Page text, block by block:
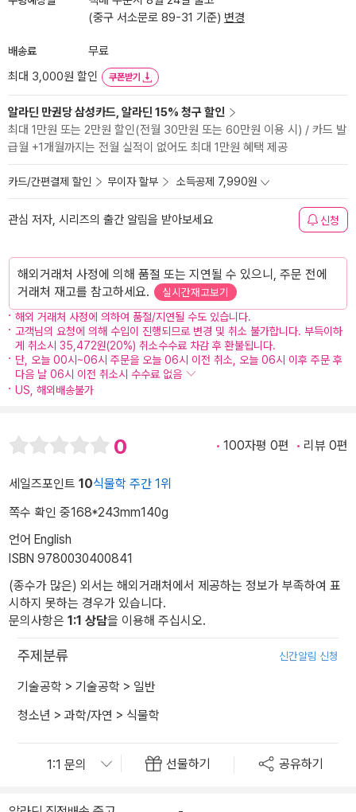
(중구 서소문로 89-31 기준) 변경
배송료
무료
최대 3,000원 할인
쿠폰받기
알라딘 만권당 삼성카드, 알라딘 15% 청구 할인
최대 1만원 또는 2만원 할인(전월 30만원 또는 60만원 이용 시) / 카드 발
급월 +1개월까지는 전월 실적이 없어도 최대 1만원 혜택 제공
카드/간편결제 할인 무이자 할부 소득공제 7,990원
관심 저자, 시리즈의 출간 알림을 받아보세요 신청
해외거래처 사정에 의해 품절 또는 지연될 수 있으니, 주문 전에
거래처 재고를 참고하세요.
실시간재고보기
해외 거래처 사정에 의하여 품절/지연될 수도 있습니다.
고객님의 요청에 의해 수입이 진행되므로 변경 및 취소 불가합니다. 부득이하
게 취소시 35,472원(20%) 취소수수료 차감 후 환불됩니다.
단, 오늘 00시~06시 주문을 오늘 06시 이전 취소, 오늘 06시 이후 주문 후
다음 날 06시 이전 취소시 수수료 없음
US, 해외배송불가
0 100자평 0편 리뷰 0편
세일즈포인트 10식물학 주간 1위
쪽수 확인 중168*243mm140g
언어 English
ISBN 9780030400841
(종수가 많은) 외서는 해외거래처에서 제공하는 정보가 부족하여 표
시하지 못하는 경우가 있습니다.
문의사항은 1:1 상담을 이용해 주십시오.
주제분류 신간알림 신청
기술공학 > 기술공학 > 일반
청소년 > 과학/자연 > 식물학
선물하기 공유하기